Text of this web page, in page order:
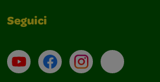
Seguici
Su YouTube
ContattiProfilo Instagram
Email